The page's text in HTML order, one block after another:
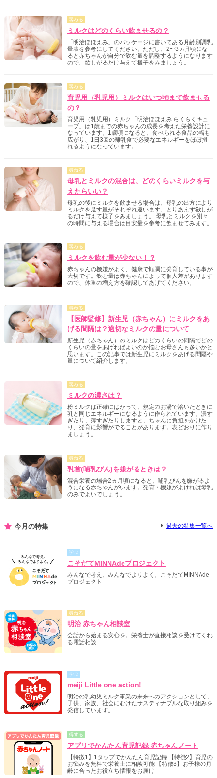
尋ねる
ミルクはどのくらい飲ませるの？
「明治ほほえみ」のパッケージに書いてある月齢別調乳
量表を参考にしてください。ただし、2〜3ヵ月頃にな
ると赤ちゃんが自分で飲む量を調整するようになります
ので、欲しがるだけ与えて様子をみましょう。
尋ねる
育児用（乳児用）ミルクはいつ頃まで飲ませる
の？
育児用（乳児用）ミルク「明治ほほえみ らくらくキュ
ーブ」は1歳までの赤ちゃんの成長を考えた栄養設計に
なっています。1歳頃になると、食べられる食品の幅も
広がり、1日3回の離乳食で必要なエネルギーをほぼ摂
れるようになっています。
尋ねる
母乳とミルクの混合は、どのくらいミルクを与
えたらいい？
母乳の後にミルクを飲ませる場合は、母乳の出方により
ミルクを足す量がそれぞれ違います。とりあえず欲しが
るだけ与えて様子をみましょう。 母乳とミルクを別々
の時間に与える場合は目安量を参考に飲ませてみます。
尋ねる
ミルクを飲む量が少ない！？
赤ちゃんの機嫌がよく、健康で順調に発育している事が
大切です。飲む量は赤ちゃんによって個人差があります
ので、体重の増え方を確認してあげてください。
尋ねる
【医師監修】新生児（赤ちゃん）にミルクをあ
げる間隔は？適切なミルクの量について
新生児（赤ちゃん）のミルクはどのくらいの間隔でどの
くらいの量をあげればよいのか悩むお母さんも多いかと
思います。この記事では新生児にミルクをあげる間隔や
量について紹介します。
尋ねる
ミルクの濃さは？
粉ミルクは正確にはかって、規定のお湯で溶いたときに
乳と同じエネルギーになるように作られています。濃す
ぎたり、薄すぎたりしますと、ちゃんに負担をかけた
り、発育に影響がでることがあります。表どおりに作り
ましょう。
尋ねる
乳首(哺乳びん)を嫌がるときは？
混合栄養の場合2ヵ月頃になると、哺乳びんを嫌がるよ
うになる赤ちゃんがいます。発育・機嫌がよければ母乳
のみでよいでしょう。
今月の特集 過去の特集一覧へ
学ぶ
こそだてMINNAdeプロジェクト
みんなで考え、みんなでよりよく。こそだてMINNAde
プロジェクト
尋ねる
明治 赤ちゃん相談室
会話から始まる安心を。栄養士が直接相談を受けてくれ
る電話相談
学ぶ
meiji Little one action!
明治の乳幼児ミルク事業の未来へのアクションとして、
子供、家族、社会にむけたサスティナブルな取り組みを
発信しています。
得する
アプリでかんたん育児記録 赤ちゃんノート
【特徴1】1タップでかんたん育児記録 【特徴2】育児の
お悩みを無料で栄養士に相談可能 【特徴3】お子様の月
齢に合ったお役立ち情報をお届け